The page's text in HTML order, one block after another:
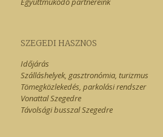
SZEGEDI HASZNOS
Időjárás
Szálláshelyek, gasztronómia, turizmus
Tömegközlekedés, parkolási rendszer
Vonattal Szegedre
Távolsági busszal Szegedre